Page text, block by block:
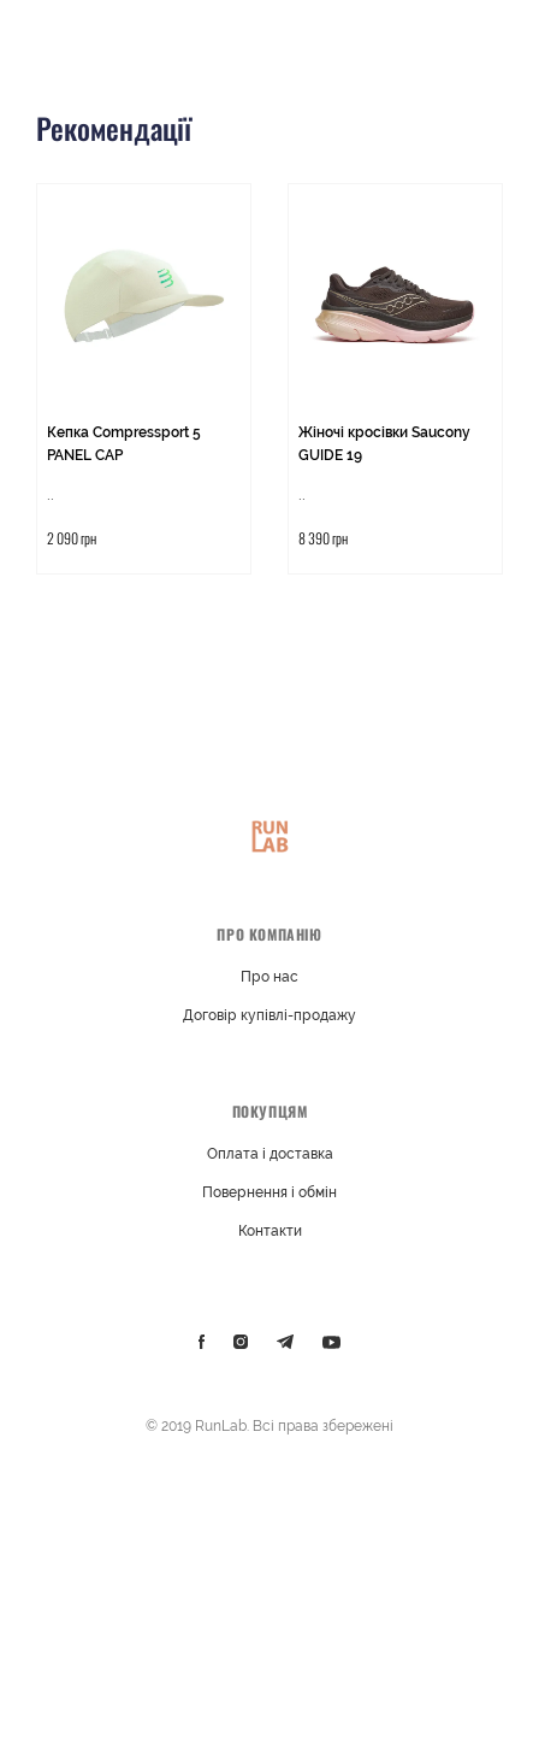
Рекомендації
Кепка Compressport 5
PANEL CAP
2 090 грн
Жіночі кросівки Saucony
GUIDE 19
8 390 грн
ПРО КОМПАНІЮ
Про нас
Договір купівлі-продажу
ПОКУПЦЯМ
Оплата і доставка
Повернення і обмін
Контакти
© 2019 RunLab. Всі права збережені